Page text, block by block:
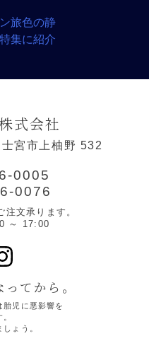
式会社
宮市上柚野 532
0005
0076
文承ります。
～ 17:00
てから。
胎児に悪影響を
ょう。